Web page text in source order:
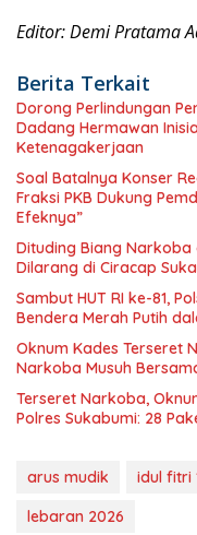
Editor: Demi Pratama
Berita Terkait
Dorong Perlindungan
Dadang Hermawan
Ketenagakerjaan
Soal Batalnya Konser
Fraksi PKB Dukung
Efeknya”
Dituding Biang Narkoba
Dilarang di Ciracap
Sambut HUT RI ke-81,
Bendera Merah Putih
Oknum Kades Terseret
Narkoba Musuh
Terseret Narkoba,
Polres Sukabumi: 28
arus mudik idul fitri
lebaran 2026